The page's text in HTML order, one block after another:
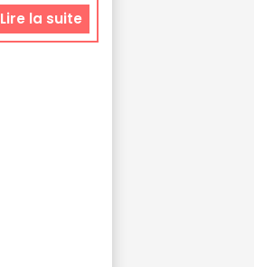
Lire la suite